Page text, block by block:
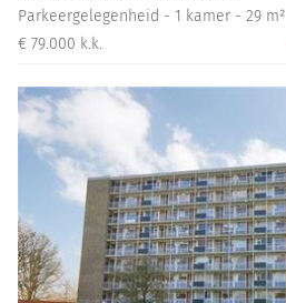
Parkeergelegenheid - 1 kamer - 29 m²
€ 79.000 k.k.